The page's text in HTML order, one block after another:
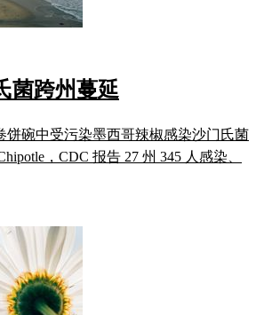
菌跨州蔓延
饼碗中受污染墨西哥辣椒感染沙门氏菌
，CDC 报告 27 州 345 人感染、